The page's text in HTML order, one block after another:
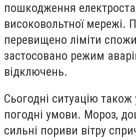
пошкодження
високовольтної мережі.
перевищено ліміти
застосовано режим
відключень.
Сьогодні ситуацію
погодні умови. Мороз,
сильні пориви вітру